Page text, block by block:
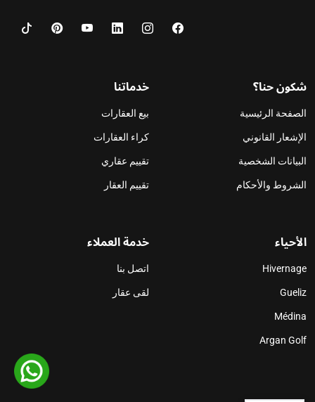
شكون حنا؟
الصفحة الرئيسية
الإشعار القانوني
البيانات الشخصية
الشروط والأحكام
خدماتنا
بيع العقارات
كراء العقارات
تقييم عقاري
تقييم العقار
الأحياء
Hivernage
Gueliz
Médina
Argan Golf
خدمة العملاء
اتصل بنا
لقى عقار